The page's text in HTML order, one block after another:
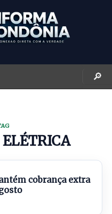
🔎
cobrança extra